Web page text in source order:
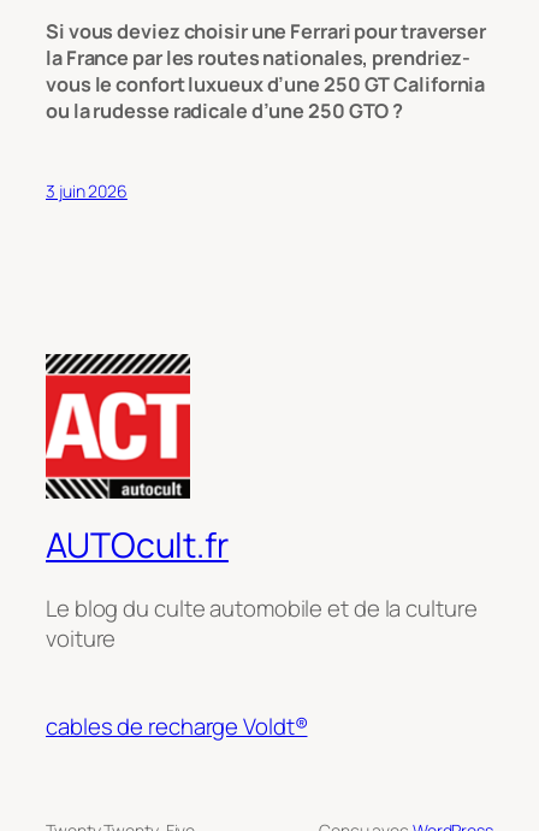
Si vous deviez choisir une Ferrari pour traverser
la France par les routes nationales, prendriez-
vous le confort luxueux d’une 250 GT California
ou la rudesse radicale d’une 250 GTO ?
3 juin 2026
AUTOcult.fr
Le blog du culte automobile et de la culture
voiture
cables de recharge Voldt®